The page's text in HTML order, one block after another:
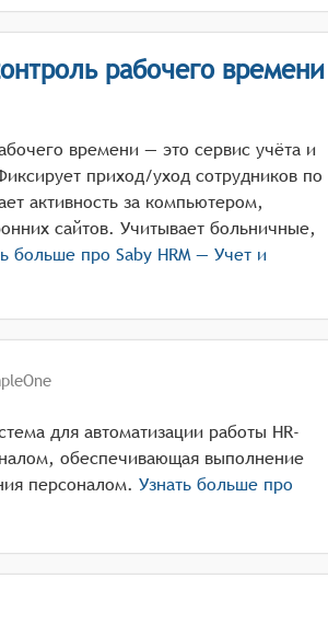
рабочего времени
времени — это сервис учёта и
приход/уход сотрудников по
активность за компьютером,
сайтов. Учитывает больничные,
больше про Saby HRM — Учет и
для автоматизации работы HR-
обеспечивающая выполнение
персоналом. Узнать больше про